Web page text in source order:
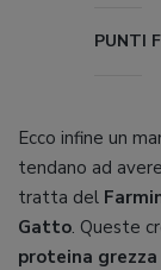
PUNTI
Ecco infine un
tendano ad
tratta del
Gatto. Queste
proteina grezza